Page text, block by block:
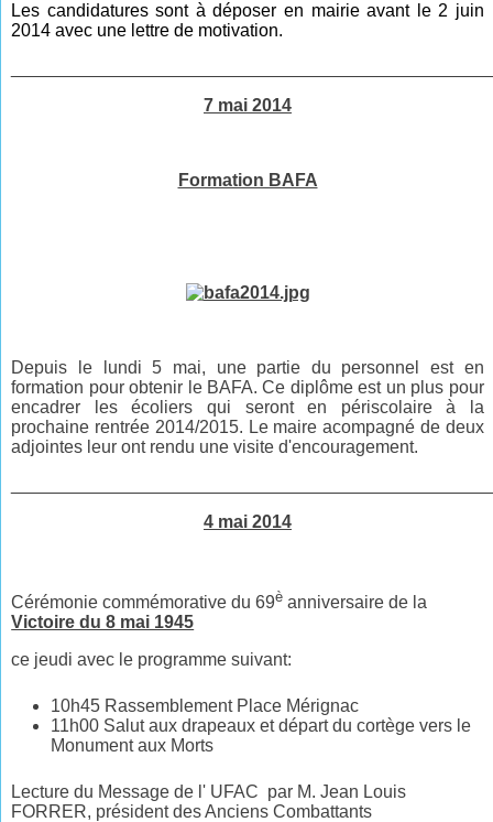
Les candidatures sont à déposer en mairie avant le 2 juin
2014 avec une lettre de motivation.
7 mai 2014
Formation BAFA
Depuis le lundi 5 mai, une partie du personnel est en
formation pour obtenir le BAFA. Ce diplôme est un plus pour
encadrer les écoliers qui seront en périscolaire à la
prochaine rentrée 2014/2015. Le maire acompagné de deux
adjointes leur ont rendu une visite d'encouragement.
4 mai 2014
Cérémonie commémorative du 69è anniversaire de la
Victoire du 8 mai 1945
ce jeudi avec le programme suivant:
10h45 Rassemblement Place Mérignac
11h00 Salut aux drapeaux et départ du cortège vers le
Monument aux Morts
Lecture du Message de l' UFAC par M. Jean Louis
FORRER, président des Anciens Combattants